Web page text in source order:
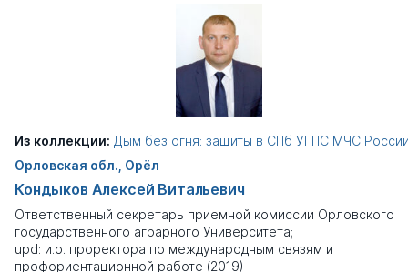
Из коллекции: Дым без огня: защиты в СПб УГПС МЧС
Орловская обл., Орёл
Кондыков Алексей Витальевич
Ответственный секретарь приемной комиссии Орловского
государственного аграрного Университета;
upd: и.о. проректора по международным связям и
профориентационной работе (2019)